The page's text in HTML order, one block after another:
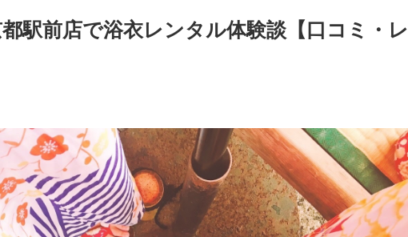
駅前店で浴衣レンタル体験談【口コミ・レ